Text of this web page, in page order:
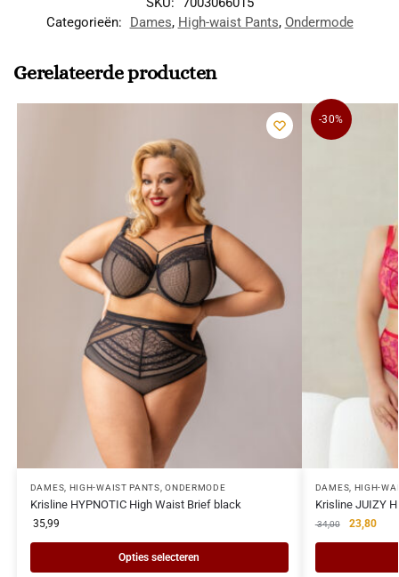
Categorieën:
Dames, High-waist Pants, Ondermode
Gerelateerde producten
DAMES HIGH-WAIST PANTS ,ONDERMODE
Krisline HYPNOTIC High Waist Brief black
35,99
Opties selecteren
-30%
DAMES HIGH-
Krisline JUIZY
34,00 23,80